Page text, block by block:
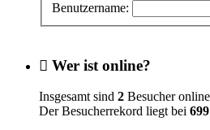
Benutzername:
Wer ist online?
Insgesamt sind 2 Besucher
Der Besucherrekord liegt bei 699